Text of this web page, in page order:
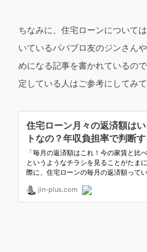
ちなみに、住宅ローンについて
いているパパブロ友のジンさん
めになる記事を書かれているの
定している人はご参考にしてみて